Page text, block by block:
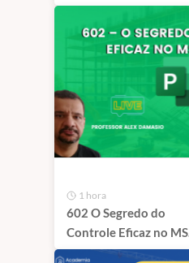
1 hora
602 O Segredo do
Controle Eficaz no MS
Project!